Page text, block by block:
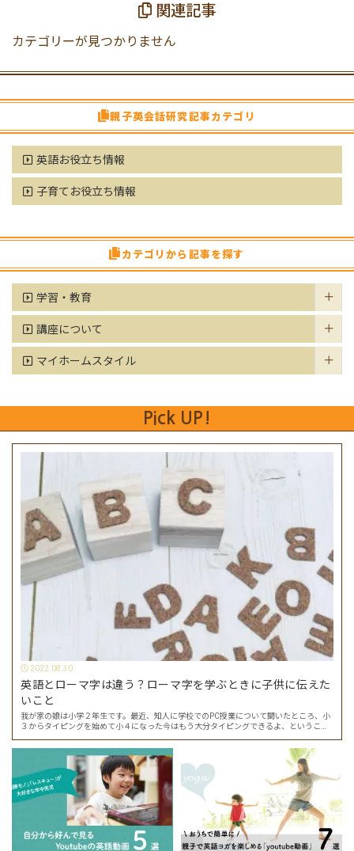
関連記事
カテゴリーが見つかりません
親子英会話研究記事カテゴリ
英語お役立ち情報
子育てお役立ち情報
カテゴリから記事を探す
学習・教育
講座について
マイホームスタイル
Pick UP!
2022.08.30
英語とローマ字は違う？ローマ字を学ぶときに子供に伝えた
いこと
我が家の娘は小学２年生です。最近、知人に学校でのPC授業について聞いたところ、小
３からタイピングを始めて小４になった今はもう大分タイピングできるよ、ということ
で…